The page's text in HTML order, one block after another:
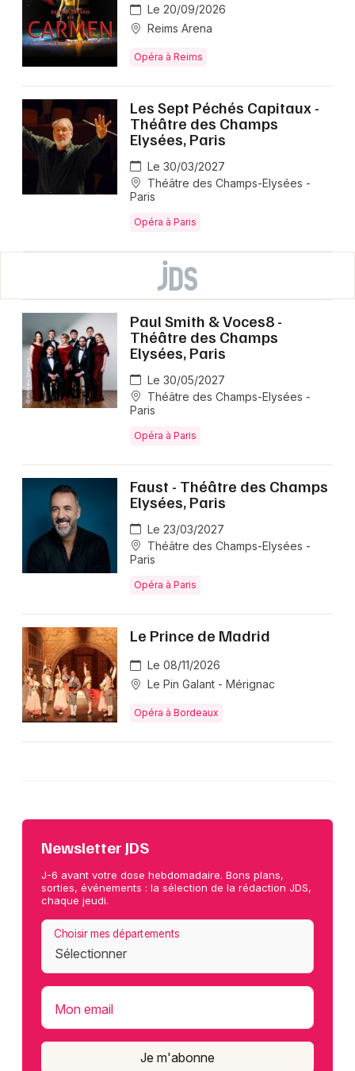
Le 20/09/2026
Reims Arena
Opéra à Reims
Les Sept Péchés Capitaux -
Théâtre des Champs
Elysées, Paris
Le 30/03/2027
Théâtre des Champs-Elysées -
Paris
Opéra à Paris
Paul Smith & Voces8 -
Théâtre des Champs
Elysées, Paris
Le 30/05/2027
Théâtre des Champs-Elysées -
Paris
Opéra à Paris
Faust - Théâtre des Champs
Elysées, Paris
Le 23/03/2027
Théâtre des Champs-Elysées -
Paris
Opéra à Paris
Le Prince de Madrid
Le 08/11/2026
Le Pin Galant - Mérignac
Opéra à Bordeaux
Newsletter JDS
J-6 avant votre dose hebdomadaire. Bons plans,
sorties, événements : la sélection de la rédaction JDS,
chaque jeudi.
Choisir mes départements
Mon email
Je m'abonne